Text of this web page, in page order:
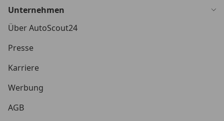
Unternehmen
Über AutoScout24
Presse
Karriere
Werbung
AGB